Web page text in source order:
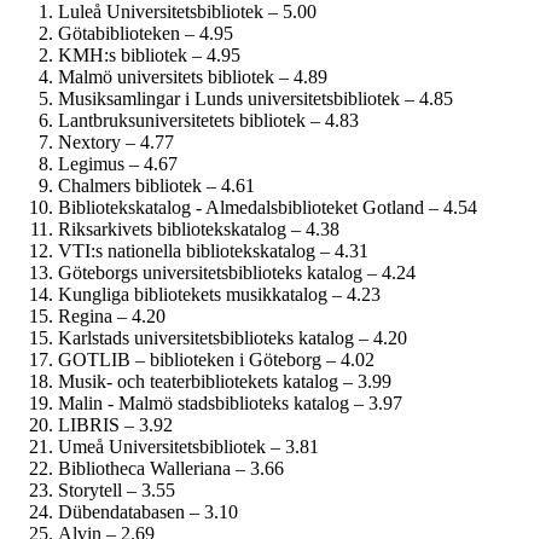
Luleå Universitetsbibliotek – 5.00
Götabiblioteken – 4.95
KMH:s bibliotek – 4.95
Malmö universitets bibliotek – 4.89
Musiksamlingar i Lunds universitetsbibliotek – 4.85
Lantbruksuniversitetets bibliotek – 4.83
Nextory – 4.77
Legimus – 4.67
Chalmers bibliotek – 4.61
Bibliotekskatalog - Almedalsbiblioteket Gotland – 4.54
Riksarkivets bibliotekskatalog – 4.38
VTI:s nationella bibliotekskatalog – 4.31
Göteborgs universitetsbiblioteks katalog – 4.24
Kungliga bibliotekets musikkatalog – 4.23
Regina – 4.20
Karlstads universitetsbiblioteks katalog – 4.20
GOTLIB – biblioteken i Göteborg – 4.02
Musik- och teaterbibliotekets katalog – 3.99
Malin - Malmö stadsbiblioteks katalog – 3.97
LIBRIS – 3.92
Umeå Universitetsbibliotek – 3.81
Bibliotheca Walleriana – 3.66
Storytell – 3.55
Dübendatabasen – 3.10
Alvin – 2.69